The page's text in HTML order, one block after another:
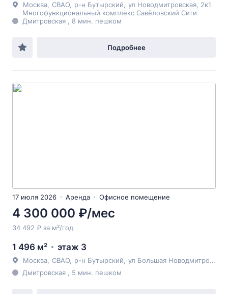
Москва СВАО р-н Бутырский ул Новодмитровская , 2к1
Многофункциональный комплекс Савёловский Сити
Дмитровская , 8 мин. пешком
Подробнее
17 июля 2026 Аренда Офисное помещение
4 300 000 ₽/мес
34 492 ₽ за м²/год
1 496 м² этаж 3
Москва СВАО р-н Бутырский ул Большая Новодмитровская
Дмитровская , 5 мин. пешком